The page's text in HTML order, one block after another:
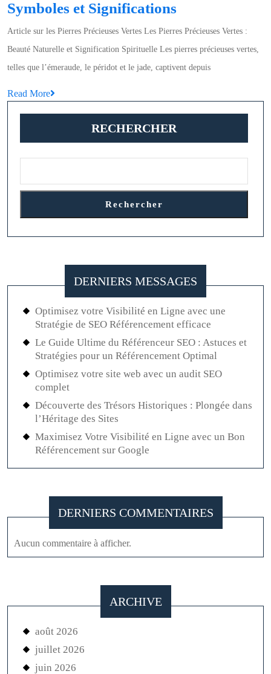
Symboles et Significations
Magie
de
la
Précieuse
Verte
:
Significations
Article sur les Pierres Précieuses Vertes Les Pierres Précieuses Vertes :
Beauté Naturelle et Signification Spirituelle Les pierres précieuses vertes,
telles que l’émeraude, le péridot et le jade, captivent depuis
Read More
RECHERCHER
Rechercher
DERNIERS MESSAGES
Optimisez votre Visibilité en Ligne avec une
Stratégie de SEO Référencement efficace
Le Guide Ultime du Référenceur SEO : Astuces et
Stratégies pour un Référencement Optimal
Optimisez votre site web avec un audit SEO
complet
Découverte des Trésors Historiques : Plongée dans
l’Héritage des Sites
Maximisez Votre Visibilité en Ligne avec un Bon
Référencement sur Google
DERNIERS COMMENTAIRES
Aucun commentaire à afficher.
ARCHIVE
août 2026
juillet 2026
juin 2026